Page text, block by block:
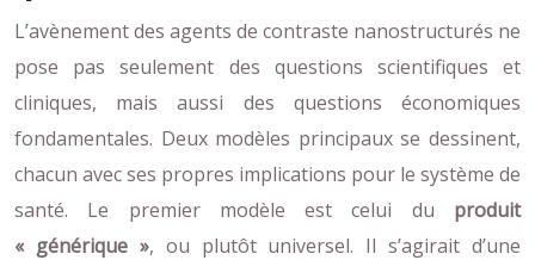
L’avènement des agents de contraste nanostructurés ne
pose pas seulement des questions scientifiques et
cliniques, mais aussi des questions économiques
fondamentales. Deux modèles principaux se dessinent,
chacun avec ses propres implications pour le système de
santé. Le premier modèle est celui du produit
« générique », ou plutôt universel. Il s’agirait d’une